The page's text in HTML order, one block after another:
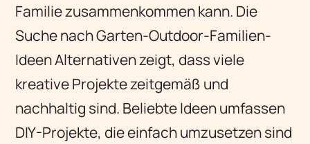
Familie zusammenkommen kann. Die
Suche nach Garten-Outdoor-Familien-
Ideen Alternativen zeigt, dass viele
kreative Projekte zeitgemäß und
nachhaltig sind. Beliebte Ideen umfassen
DIY-Projekte, die einfach umzusetzen sind